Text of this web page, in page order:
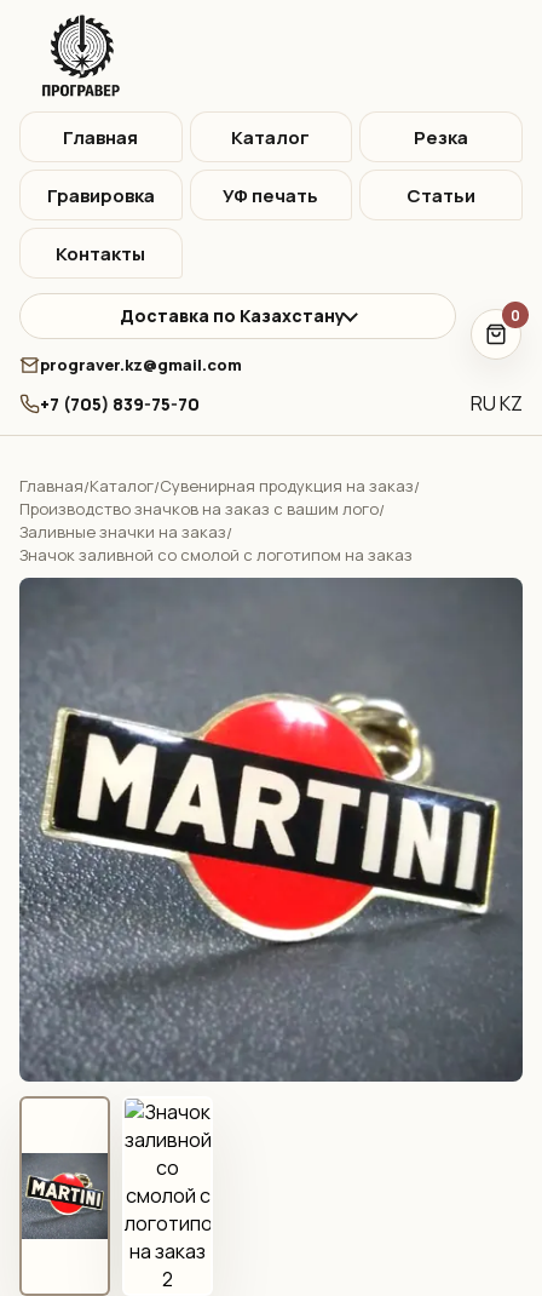
Главная Каталог Резка
Гравировка УФ печать Статьи
Контакты
Доставка по Казахстану
prograver.kz@gmail.com
+7 (705) 839-75-70 RUKZ
0
Главная/Каталог/Сувенирная продукция на заказ/
Производство значков на заказ с вашим лого/
Заливные значки на заказ/
Значок заливной со смолой с логотипом на заказ